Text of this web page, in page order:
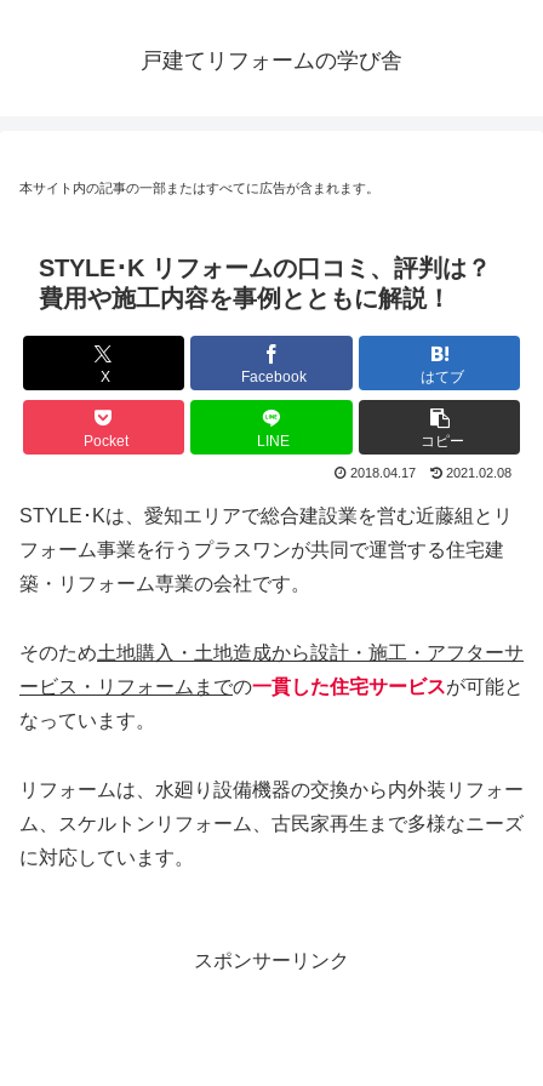
戸建てリフォームの学び舎
本サイト内の記事の一部またはすべてに広告が含まれます。
STYLE･K リフォームの口コミ、評判は？
費用や施工内容を事例とともに解説！
X Facebook はてブ
Pocket LINE コピー
2018.04.17 2021.02.08
STYLE･Kは、愛知エリアで総合建設業を営む近藤組とリ
フォーム事業を行うプラスワンが共同で運営する住宅建
築・リフォーム専業の会社です。
そのため土地購入・土地造成から設計・施工・アフターサ
ービス・リフォームまでの一貫した住宅サービスが可能と
なっています。
リフォームは、水廻り設備機器の交換から内外装リフォー
ム、スケルトンリフォーム、古民家再生まで多様なニーズ
に対応しています。
スポンサーリンク